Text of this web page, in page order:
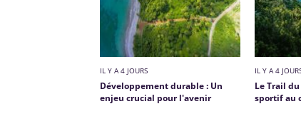
IL Y A 4 JOURS
Développement durable : Un
enjeu crucial pour l'avenir
IL Y A 4
Le Trail
sportif au